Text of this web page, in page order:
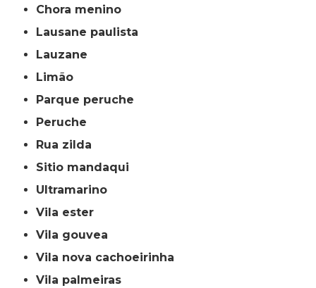
chora menino
lausane paulista
lauzane
limão
parque peruche
peruche
rua zilda
sitio mandaqui
ultramarino
vila ester
vila gouvea
vila nova cachoeirinha
vila palmeiras